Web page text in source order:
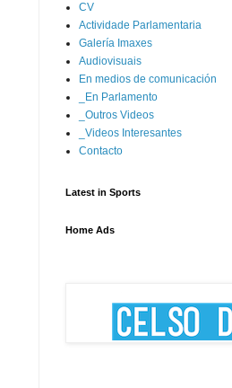
CV
Actividade Parlamentaria
Galería Imaxes
Audiovisuais
En medios de comunicación
_En Parlamento
_Outros Videos
_Videos Interesantes
Contacto
Latest in Sports
Home Ads